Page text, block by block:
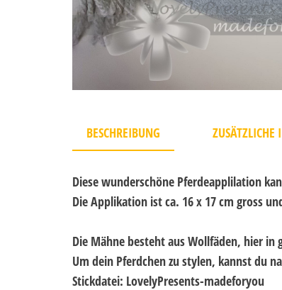
BESCHREIBUNG
Diese wunderschöne Pferdeapplilation
Die Applikation ist ca. 16 x 17 cm gross
Die Mähne besteht aus Wollfäden, hier in
Um dein Pferdchen zu stylen, kannst du
Stickdatei: LovelyPresents-madeforyou